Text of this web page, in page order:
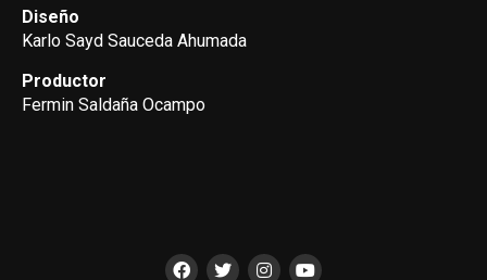
Diseño
Karlo Sayd Sauceda Ahumada
Productor
Fermin Saldaña Ocampo